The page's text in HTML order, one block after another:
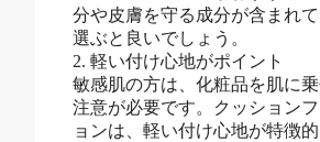
分や皮膚を守る成分が含まれ
選ぶと良いでしょう。
2. 軽い付け心地がポイント
敏感肌の方は、化粧品を肌に
注意が必要です。クッション
ョンは、軽い付け心地が特徴